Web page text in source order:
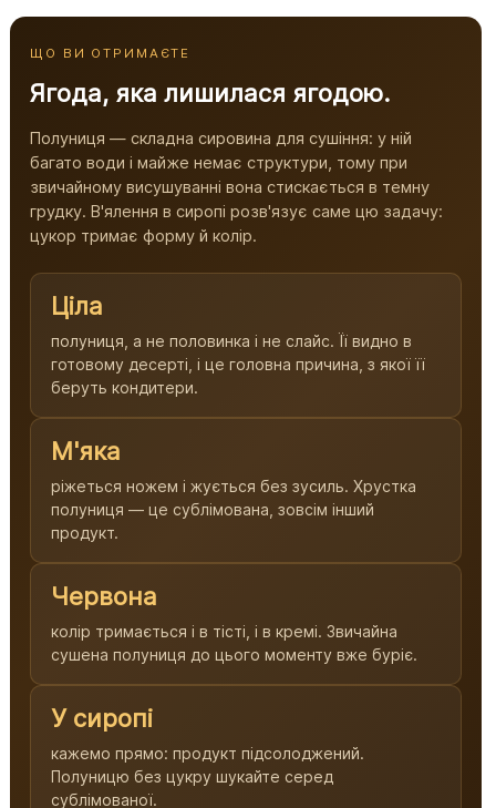
ЩО ВИ ОТРИМАЄТЕ
Ягода, яка лишилася ягодою.
Полуниця — складна сировина для сушіння: у ній
багато води і майже немає структури, тому при
звичайному висушуванні вона стискається в темну
грудку. В'ялення в сиропі розв'язує саме цю задачу:
цукор тримає форму й колір.
Ціла
полуниця, а не половинка і не слайс. Її видно в
готовому десерті, і це головна причина, з якої її
беруть кондитери.
М'яка
ріжеться ножем і жується без зусиль. Хрустка
полуниця — це сублімована, зовсім інший
продукт.
Червона
колір тримається і в тісті, і в кремі. Звичайна
сушена полуниця до цього моменту вже буріє.
У сиропі
кажемо прямо: продукт підсолоджений.
Полуницю без цукру шукайте серед
сублімованої.